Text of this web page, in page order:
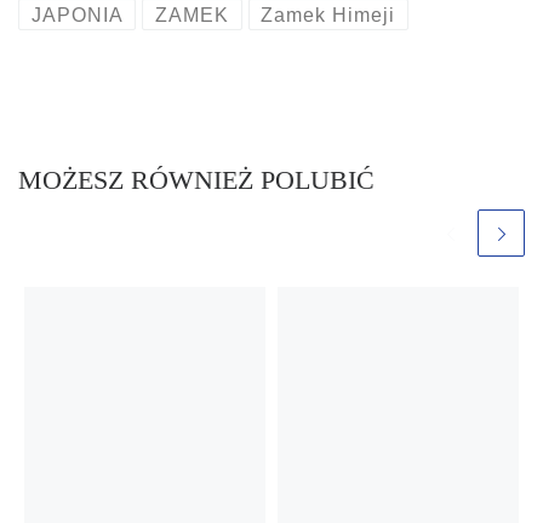
JAPONIA ZAMEK Zamek Himeji
MOŻESZ RÓWNIEŻ POLUBIĆ